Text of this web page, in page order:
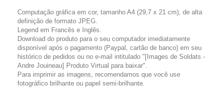
Computação gráfica em cor, tamanho A4 (29,7 x 21 cm), de alta
definição de formato JPEG.
Legend em Francês e Inglês.
Download do produto para o seu computador imediatamente
disponível após o pagamento (Paypal, cartão de banco) em seu
histórico de pedidos ou no e-mail intitulado "[Images de Soldats -
Andre Jouineau] Produto Virtual para baixar".
Para imprimir as imagens, recomendamos que você use
fotográfico brilhante ou papel semi-brilhante.